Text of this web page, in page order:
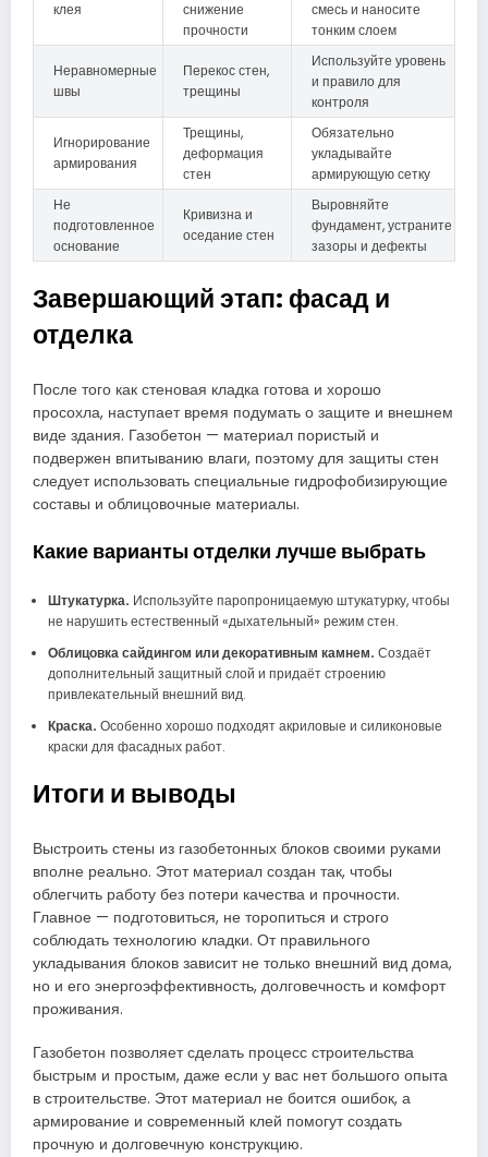
клея
снижение
прочности
смесь и наносите
тонким слоем
Неравномерные
швы
Перекос стен,
трещины
Используйте уровень
и правило для
контроля
Игнорирование
армирования
Трещины,
деформация
стен
Обязательно
укладывайте
армирующую сетку
Не
подготовленное
основание
Кривизна и
оседание стен
Выровняйте
фундамент, устраните
зазоры и дефекты
Завершающий этап: фасад и
отделка
После того как стеновая кладка готова и хорошо
просохла, наступает время подумать о защите и внешнем
виде здания. Газобетон — материал пористый и
подвержен впитыванию влаги, поэтому для защиты стен
следует использовать специальные гидрофобизирующие
составы и облицовочные материалы.
Какие варианты отделки лучше выбрать
Штукатурка. Используйте паропроницаемую штукатурку, чтобы
не нарушить естественный «дыхательный» режим стен.
Облицовка сайдингом или декоративным камнем. Создаёт
дополнительный защитный слой и придаёт строению
привлекательный внешний вид.
Краска. Особенно хорошо подходят акриловые и силиконовые
краски для фасадных работ.
Итоги и выводы
Выстроить стены из газобетонных блоков своими руками
вполне реально. Этот материал создан так, чтобы
облегчить работу без потери качества и прочности.
Главное — подготовиться, не торопиться и строго
соблюдать технологию кладки. От правильного
укладывания блоков зависит не только внешний вид дома,
но и его энергоэффективность, долговечность и комфорт
проживания.
Газобетон позволяет сделать процесс строительства
быстрым и простым, даже если у вас нет большого опыта
в строительстве. Этот материал не боится ошибок, а
армирование и современный клей помогут создать
прочную и долговечную конструкцию.